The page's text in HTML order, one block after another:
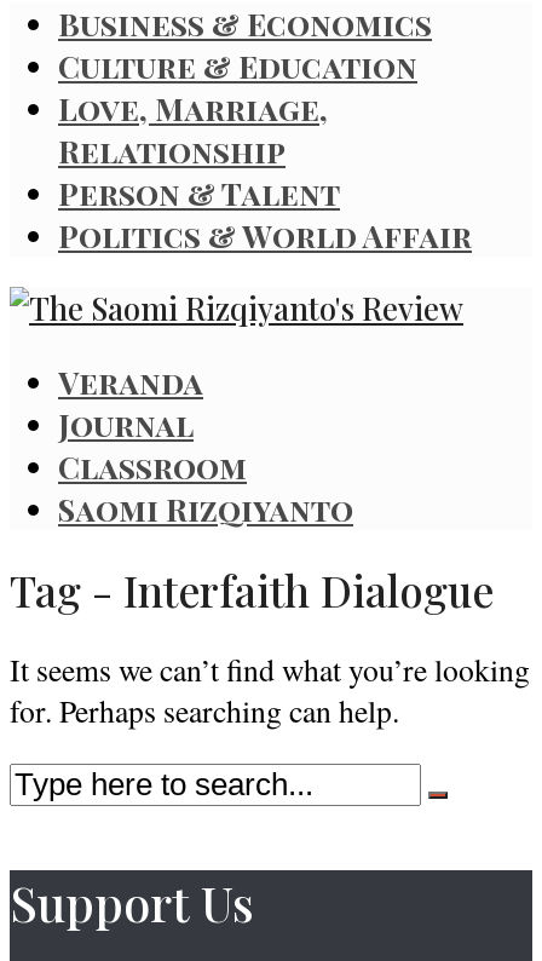
Business & Economics
Culture & Education
Love, Marriage,
Relationship
Person & Talent
Politics & World Affair
Veranda
Journal
Classroom
Saomi Rizqiyanto
Tag - Interfaith Dialogue
It seems we can’t find what you’re looking
for. Perhaps searching can help.
Support Us